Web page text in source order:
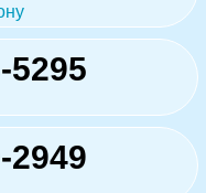
5295
2949